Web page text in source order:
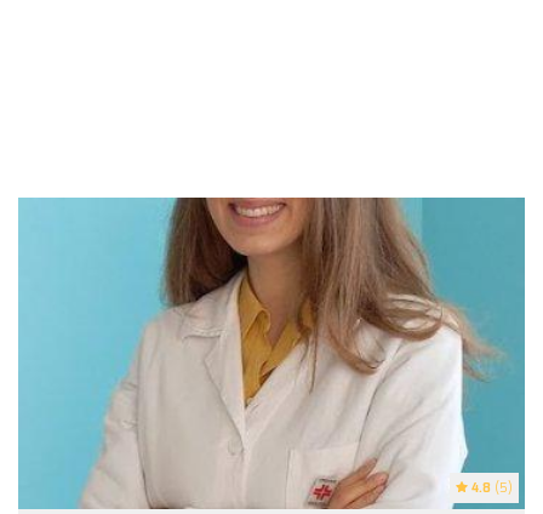
4.8 (5)